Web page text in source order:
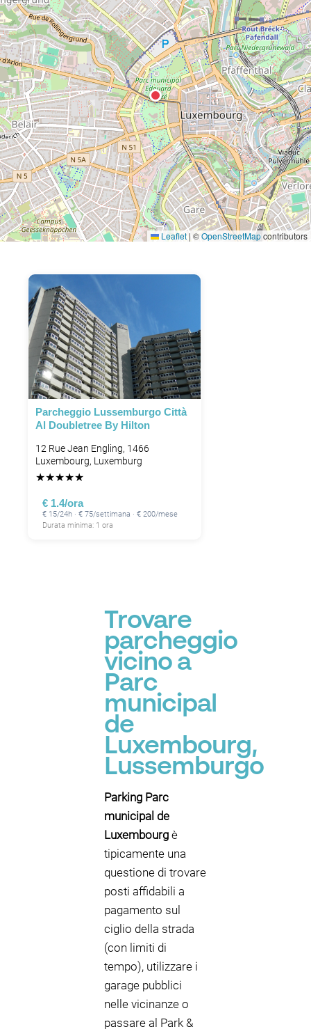
Leaflet | ©OpenStreetMapcontributors
Parcheggio Lussemburgo Città
Al Doubletree By Hilton
12 Rue Jean Engling, 1466
Luxembourg, Luxemburg
★★★★★
€ 1.4/ora
€ 15/24h · € 75/settimana · € 200/mese
Durata minima: 1 ora
Trovare
parcheggio
vicino a
Parc
municipal
de
Luxembourg,
Lussemburgo
Parking Parc
municipal de
Luxembourg è
tipicamente una
questione di trovare
posti affidabili a
pagamento sul
ciglio della strada
(con limiti di
tempo), utilizzare i
garage pubblici
nelle vicinanze o
passare al Park &